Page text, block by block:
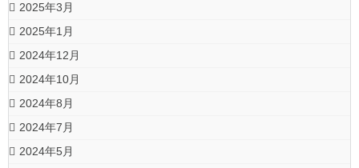
2025年3月
2025年1月
2024年12月
2024年10月
2024年8月
2024年7月
2024年5月